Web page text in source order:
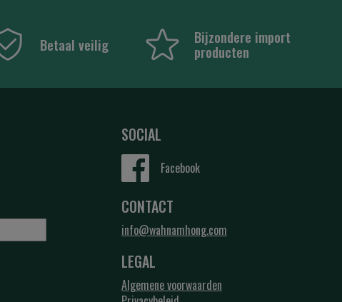
Betaal veilig Bijzondere import
producten
SOCIAL
Facebook
CONTACT
info@wahnamhong.com
LEGAL
Algemene voorwaarden